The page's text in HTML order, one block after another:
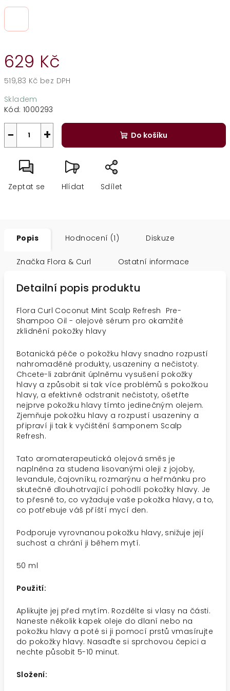
629 Kč
519,83 Kč bez DPH
cena:
Skladem
Kód: 1000293
+
− Do košíku
Zeptat se Hlídat Sdílet
Popis Hodnocení (1) Diskuze
Značka Flora & Curl Ostatní informace
Detailní popis produktu
Flora Curl Coconut Mint Scalp Refresh Pre-
Shampoo Oil - olejové sérum pro okamžité
zklidnění pokožky hlavy
Botanická péče o pokožku hlavy snadno rozpustí
nahromaděné produkty, usazeniny a nečistoty.
Chcete-li zabránit úplněmu vysušení pokožky
hlavy a způsobit si tak více problémů s pokožkou
hlavy, a efektivně odstranit nečistoty, ošetřte
nejprve pokožku hlavy tímto jedinečným olejem.
Zjemňuje pokožku hlavy a rozpustí usazeniny a
připraví ji tak k vyčištění šamponem Scalp
Refresh.
Tato aromaterapeutická olejová směs je
naplněna za studena lisovanými oleji z jojoby,
levandule, čajovníku, rozmarýnu a heřmánku pro
skutečně dlouhotrvající pohodlí pokožky hlavy. Je
to přesně to, co vyžaduje vaše pokožka hlavy, a to,
co potřebuje váš příští mycí den.
Podporuje vyrovnanou pokožku hlavy, snižuje její
suchost a chrání ji během mytí.
50 ml
Použití:
Aplikujte jej před mytím. Rozdělte si vlasy na části.
Naneste několik kapek oleje do dlaní nebo na
pokožku hlavy a poté si ji pomocí prstů vmasírujte
do pokožky hlavy. Nasaďte si sprchovou čepici a
nechte působit 5-10 minut.
Složení: